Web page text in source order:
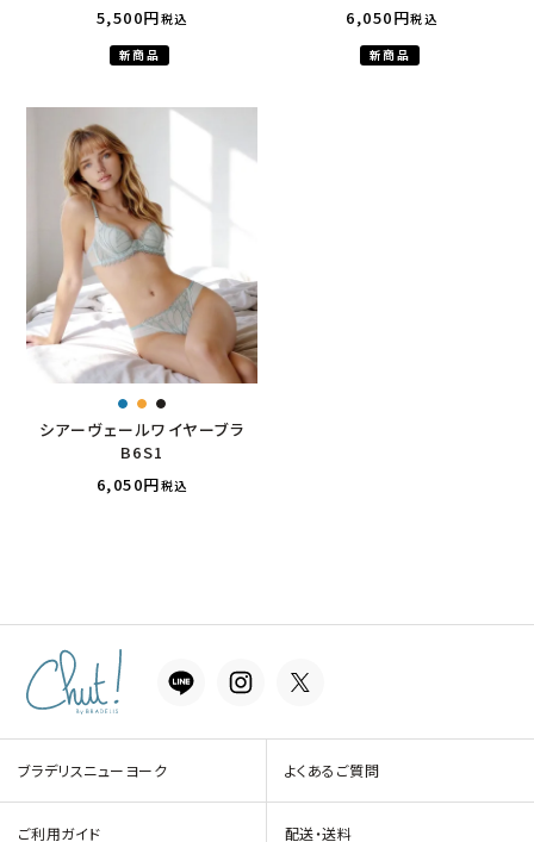
5,500
税込
新商品
6,050
税込
新商品
シアーヴェールワイヤーブラ
B6S1
6,050
税込
ブラデリスニューヨーク よくあるご質問
ご利用ガイド 配送・送料